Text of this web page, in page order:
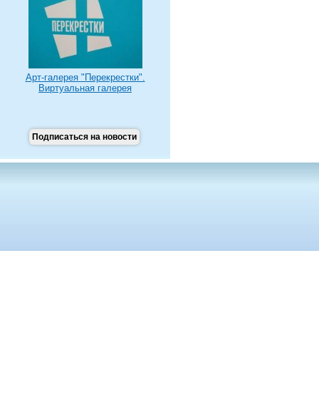
Арт-галерея "Перекрестки".
Виртуальная галерея
Подписаться на новости